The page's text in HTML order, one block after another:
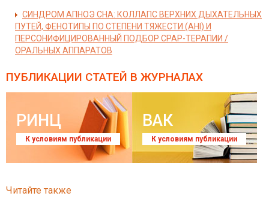
СИНДРОМ АПНОЭ СНА: КОЛЛАПС ВЕРХНИХ ДЫХАТЕЛЬНЫХ
ПУТЕЙ, ФЕНОТИПЫ ПО СТЕПЕНИ ТЯЖЕСТИ (AHI) И
ПЕРСОНИФИЦИРОВАННЫЙ ПОДБОР CPAP-ТЕРАПИИ /
ОРАЛЬНЫХ АППАРАТОВ
ПУБЛИКАЦИИ СТАТЕЙ В ЖУРНАЛАХ
РИНЦ
К условиям публикации
ВАК
К условиям публикации
Читайте также